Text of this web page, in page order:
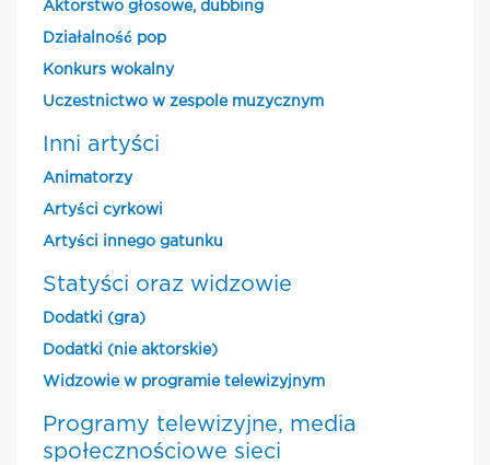
Aktorstwo głosowe, dubbing
Działalność pop
Konkurs wokalny
Uczestnictwo w zespole muzycznym
Inni artyści
Animatorzy
Artyści cyrkowi
Artyści innego gatunku
Statyści oraz widzowie
Dodatki (gra)
Dodatki (nie aktorskie)
Widzowie w programie telewizyjnym
Programy telewizyjne, media
społecznościowe sieci